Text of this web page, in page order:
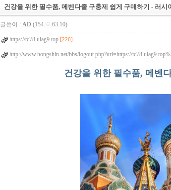
건강을 위한 필수품, 메벤다졸 구충제 쉽게 구매하기 - 러시
글쓴이 : AD (154.♡.63.10)
https://tc78.ulag9.top [220]
http://www.hongshin.net/bbs/logout.php?url=https://
건강을 위한 필수품, 메벤